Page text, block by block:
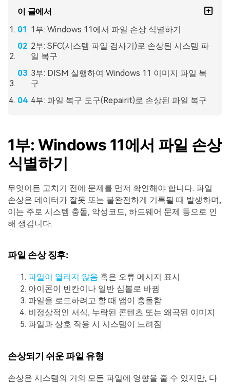
이 글에서
1부: Windows 11에서 파일 손상 식별하기
2부: SFC(시스템 파일 검사기)로 손상된 시스템 파
일 복구
3부: DISM 실행하여 Windows 11 이미지 파일 복
구
4부: 파일 복구 도구(Repairit)로 손상된 파일 복구
1부: Windows 11에서 파일 손상
식별하기
무엇이든 고치기 전에 문제를 먼저 확인해야 합니다. 파일
손상은 데이터가 잘못 또는 불완전하게 기록될 때 발생하며,
이는 주로 시스템 충돌, 악성코드, 하드웨어 문제 등으로 인
해 생깁니다.
파일 손상 징후:
파일이 열리지 않음 혹은 오류 메시지 표시
아이콘이 빈칸이나 일반 심볼로 바뀜
파일을 로드하려고 할 때 앱이 충돌함
비정상적인 서식, 누락된 콘텐츠 또는 왜곡된 이미지
파일과 상호 작용 시 시스템이 느려짐
손상되기 쉬운 파일 유형
손상은 시스템의 거의 모든 파일에 영향을 줄 수 있지만, 다